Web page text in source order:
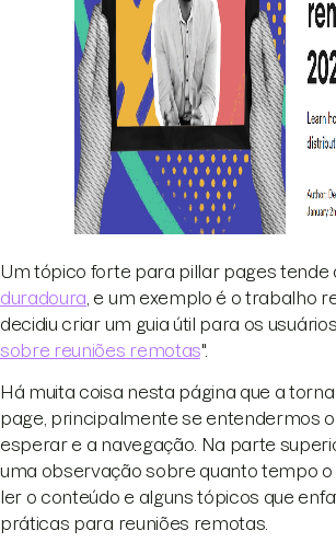
Um tópico forte para pillar pages tende
duradoura , e um exemplo é o trabalho
decidiu criar um guia útil para os
sobre reuniões remotas".
Há muita coisa nesta página que a
page, principalmente se entendermos
esperar e a navegação. Na parte
uma observação sobre quanto tempo
ler o conteúdo e alguns tópicos que
práticas para reuniões remotas.